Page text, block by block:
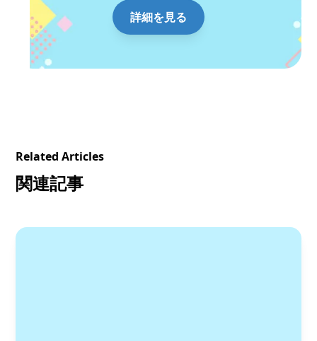
詳細を見る
Related Articles
関連記事